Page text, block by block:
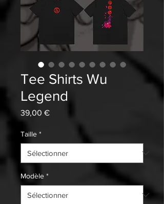
Tee Shirts Wu
Legend
39,00 €Prix
Taille *
Modèle *